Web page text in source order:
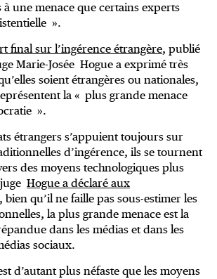
une menace que certains experts
».
final sur l’ingérence étrangère, publié
Marie-Josée Hogue a exprimé très
soient étrangères ou nationales,
la « plus grande menace
».
étrangers s’appuient toujours sur
d’ingérence, ils se tournent
des moyens technologiques plus
Hogue a déclaré aux
bien qu’il ne faille pas sous-estimer les
la plus grande menace est la
dans les médias et dans les
sociaux.
d’autant plus néfaste que les moyens